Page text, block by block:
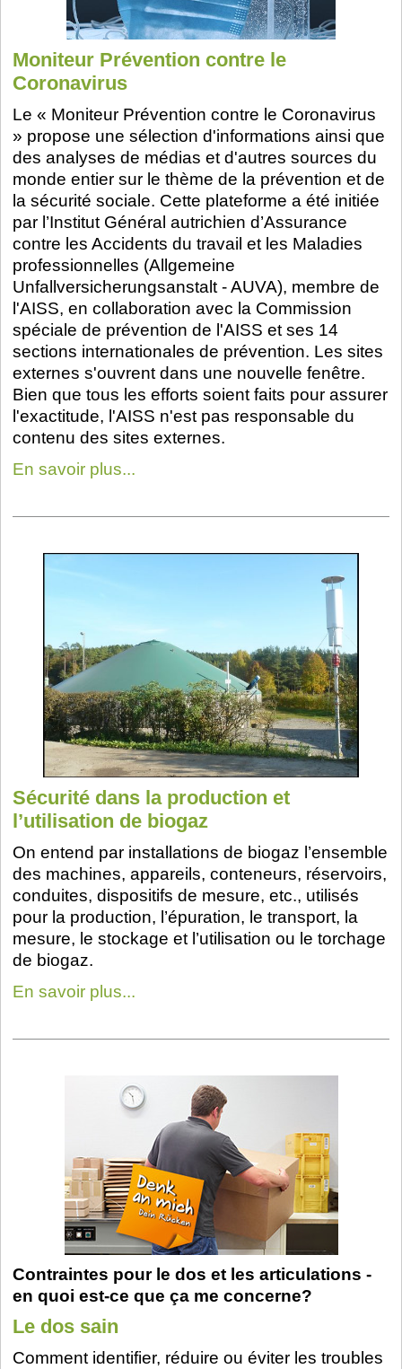
Moniteur Prévention contre le
Coronavirus
Le « Moniteur Prévention contre le Coronavirus
» propose une sélection d'informations ainsi que
des analyses de médias et d'autres sources du
monde entier sur le thème de la prévention et de
la sécurité sociale. Cette plateforme a été initiée
par l’Institut Général autrichien d’Assurance
contre les Accidents du travail et les Maladies
professionnelles (Allgemeine
Unfallversicherungsanstalt - AUVA), membre de
l'AISS, en collaboration avec la Commission
spéciale de prévention de l'AISS et ses 14
sections internationales de prévention. Les sites
externes s'ouvrent dans une nouvelle fenêtre.
Bien que tous les efforts soient faits pour assurer
l'exactitude, l'AISS n'est pas responsable du
contenu des sites externes.
En savoir plus...
Sécurité dans la production et
l’utilisation de biogaz
On entend par installations de biogaz l’ensemble
des machines, appareils, conteneurs, réservoirs,
conduites, dispositifs de mesure, etc., utilisés
pour la production, l’épuration, le transport, la
mesure, le stockage et l’utilisation ou le torchage
de biogaz.
En savoir plus...
Contraintes pour le dos et les articulations -
en quoi est-ce que ça me concerne?
Le dos sain
Comment identifier, réduire ou éviter les troubles